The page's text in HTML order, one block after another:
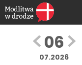
06
07.2026